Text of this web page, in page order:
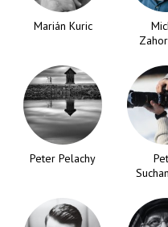
Marián Kuric
Peter Pelachy